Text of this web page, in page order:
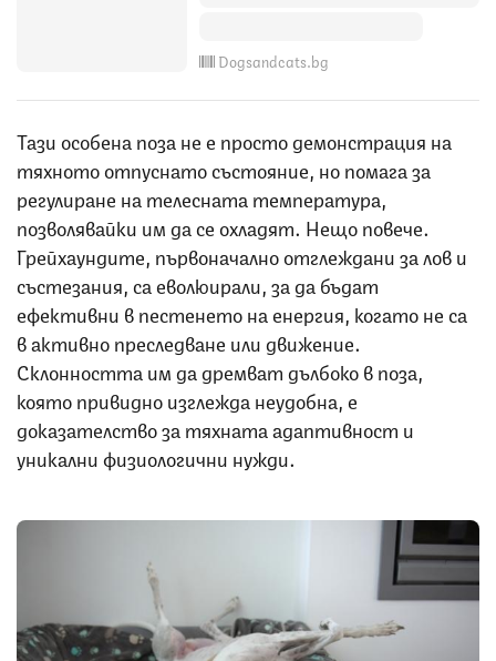
Dogsandcats.bg
Тази особена поза не е просто демонстрация на
тяхното отпуснато състояние, но помага за
регулиране на телесната температура,
позволявайки им да се охладят. Нещо повече.
Грейхаундите, първоначално отглеждани за лов и
състезания, са еволюирали, за да бъдат
ефективни в пестенето на енергия, когато не са
в активно преследване или движение.
Склонността им да дремват дълбоко в поза,
която привидно изглежда неудобна, е
доказателство за тяхната адаптивност и
уникални физиологични нужди.